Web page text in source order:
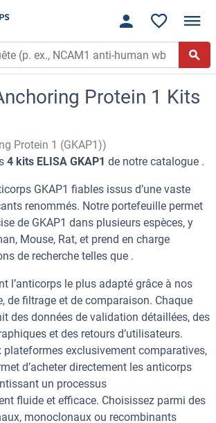
Protein 1 Kits
Protein 1 (GKAP1))
4 kits ELISA GKAP1 de notre catalogue .
GKAP1 fiables issus d’une vaste
renommés. Notre portefeuille permet
de GKAP1 dans plusieurs espèces, y
Mouse, Rat, et prend en charge
de recherche telles que .
l’anticorps le plus adapté grâce à nos
de filtrage et de comparaison. Chaque
des données de validation détaillées, des
et des retours d’utilisateurs.
plateformes exclusivement comparatives,
d’acheter directement les anticorps
un processus
fluide et efficace. Choisissez parmi des
monoclonaux ou recombinants